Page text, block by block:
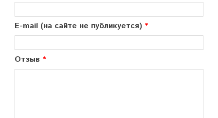
E-mail (на сайте не публикуется)
Отзыв